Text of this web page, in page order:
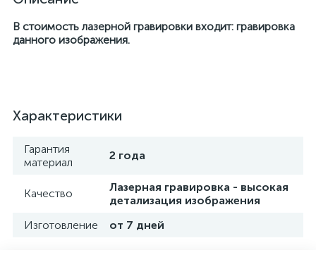
В стоимость лазерной гравировки входит: гравировка
данного изображения.
Характеристики
Гарантия
материал
2 года
Качество
Лазерная гравировка - высокая
детализация изображения
Изготовление
от 7 дней